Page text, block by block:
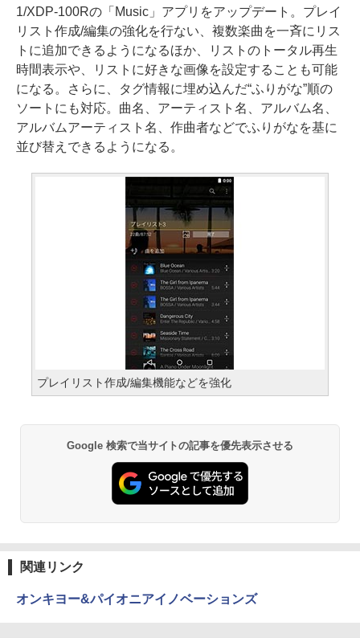
1/XDP-100Rの「Music」アプリをアップデート。プレイ
リスト作成/編集の強化を行ない、複数楽曲を一斉にリス
トに追加できるようになるほか、リストのトータル再生
時間表示や、リストに好きな画像を設定することも可能
になる。さらに、タグ情報に埋め込んだ“ふりがな”順の
ソートにも対応。曲名、アーティスト名、アルバム名、
アルバムアーティスト名、作曲者などでふりがなを基に
並び替えできるようになる。
プレイリスト作成/編集機能などを強化
Google 検索で当サイトの記事を優先表示させる
関連リンク
オンキヨー&パイオニアイノベーションズ